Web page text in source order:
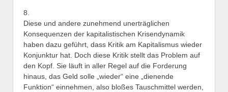
8.
Diese und andere zunehmend unerträglichen
Konsequenzen der kapitalistischen Krisendynamik
haben dazu geführt, dass Kritik am Kapitalismus wieder
Konjunktur hat. Doch diese Kritik stellt das Problem auf
den Kopf. Sie läuft in aller Regel auf die Forderung
hinaus, das Geld solle „wieder“ eine „dienende
Funktion“ einnehmen, also bloßes Tauschmittel werden,